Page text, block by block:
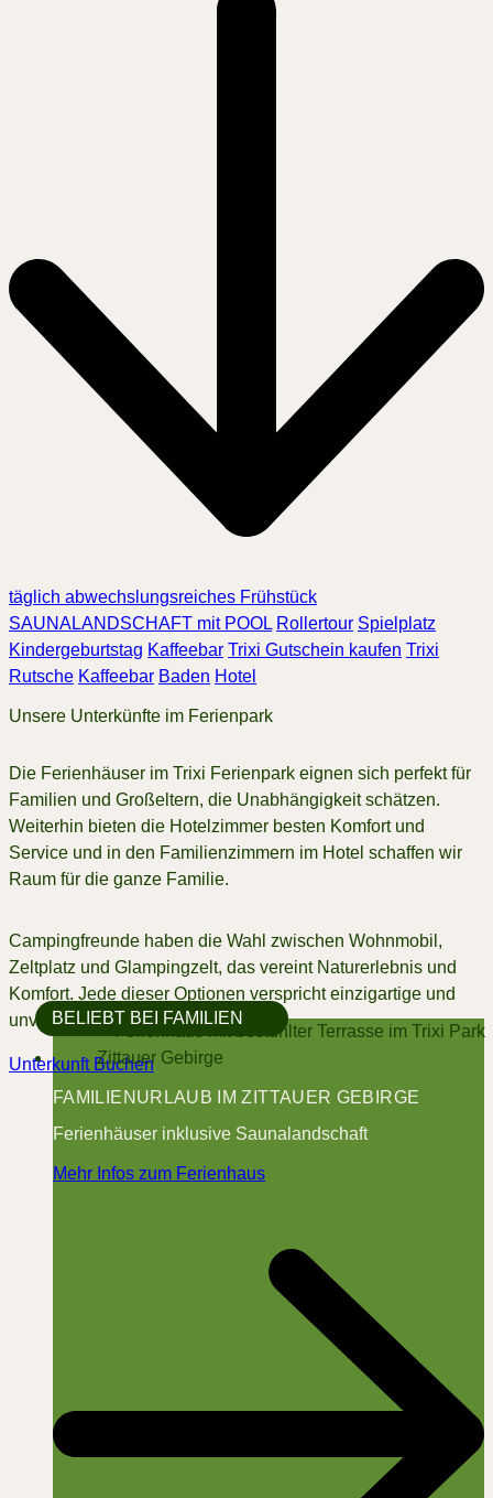
täglich abwechslungsreiches Frühstück
SAUNALANDSCHAFT mit POOL Rollertour Spielplatz
Kindergeburtstag Kaffeebar Trixi Gutschein kaufen Trixi
Rutsche Kaffeebar Baden Hotel
Unsere Unterkünfte im Ferienpark
Die Ferienhäuser im Trixi Ferienpark eignen sich perfekt für
Familien und Großeltern, die Unabhängigkeit schätzen.
Weiterhin bieten die Hotelzimmer besten Komfort und
Service und in den Familienzimmern im Hotel schaffen wir
Raum für die ganze Familie.
Campingfreunde haben die Wahl zwischen Wohnmobil,
Zeltplatz und Glampingzelt, das vereint Naturerlebnis und
Komfort. Jede dieser Optionen verspricht einzigartige und
unvergessliche Urlaubserlebnisse.
Unterkunft Buchen
BELIEBT BEI FAMILIEN
FAMILIENURLAUB IM ZITTAUER GEBIRGE
Ferienhäuser inklusive Saunalandschaft
Mehr Infos zum Ferienhaus